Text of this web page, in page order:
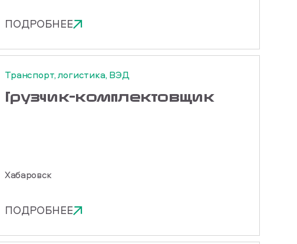
ПОДРОБНЕЕ
Транспорт, логистика, ВЭД
Грузчик-комплектовщик
Хабаровск
ПОДРОБНЕЕ